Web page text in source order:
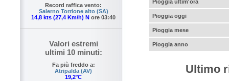
Record raffica vento:
Salerno Torrione alto (SA)
14,8 kts (27,4 Km/h) N ore 03:40
Valori estremi
ultimi 10 minuti:
Fa più freddo a:
Atripalda (AV)
19,2°C
Pioggia ultim'ora
Pioggia oggi
Pioggia mese
Pioggia anno
Ultimo